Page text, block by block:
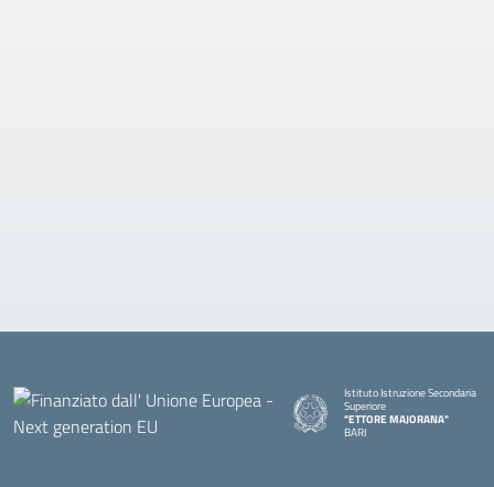
Istituto Istruzione Secondaria
Superiore
"ETTORE MAJORANA"
BARI